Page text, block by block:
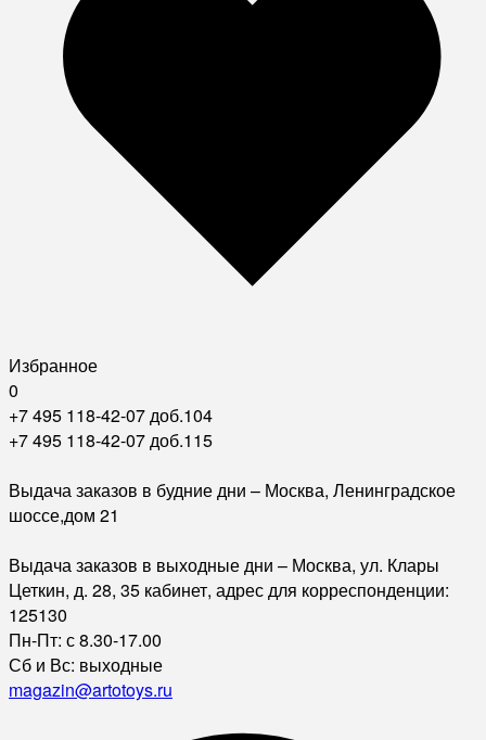
Избранное
0
+7 495 118-42-07 доб.104
+7 495 118-42-07 доб.115
Выдача заказов в будние дни – Москва, Ленинградское
шоссе,дом 21
Выдача заказов в выходные дни – Москва, ул. Клары
Цеткин, д. 28, 35 кабинет, адрес для корреспонденции:
125130
Пн-Пт: с 8.30-17.00
Сб и Вс: выходные
magazin@artotoys.ru